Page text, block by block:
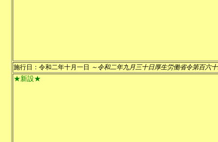
施行日：令和二年十月一日 ～令和二年九月三十日厚生労働省令第百六
★新設★